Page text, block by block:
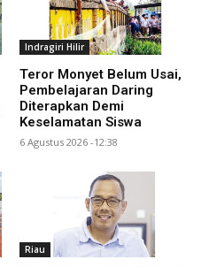
Indragiri Hilir
Teror Monyet Belum Usai,
Pembelajaran Daring
Diterapkan Demi
Keselamatan Siswa
6 Agustus 2026 -12:38
Riau